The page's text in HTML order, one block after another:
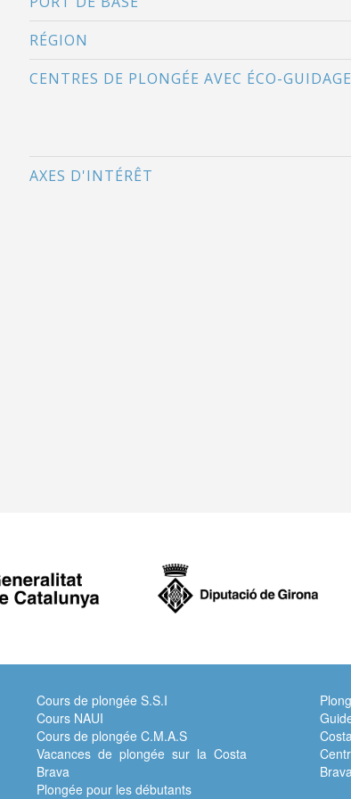
RÉGION
CENTRES DE PLONGÉE AVEC ÉCO-GUIDAGE
AXES D'INTÉRÊT
Cours de plongée S.S.I
Cours NAUI
Cours de plongée C.M.A.S
Vacances de plongée sur la Costa
Brava
Plongée pour les débutants